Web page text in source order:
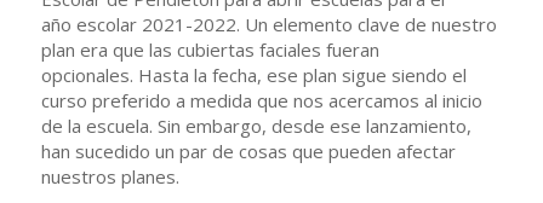
año escolar 2021-2022. Un elemento clave de nuestro
plan era que las cubiertas faciales fueran
opcionales. Hasta la fecha, ese plan sigue siendo el
curso preferido a medida que nos acercamos al inicio
de la escuela. Sin embargo, desde ese lanzamiento,
han sucedido un par de cosas que pueden afectar
nuestros planes.